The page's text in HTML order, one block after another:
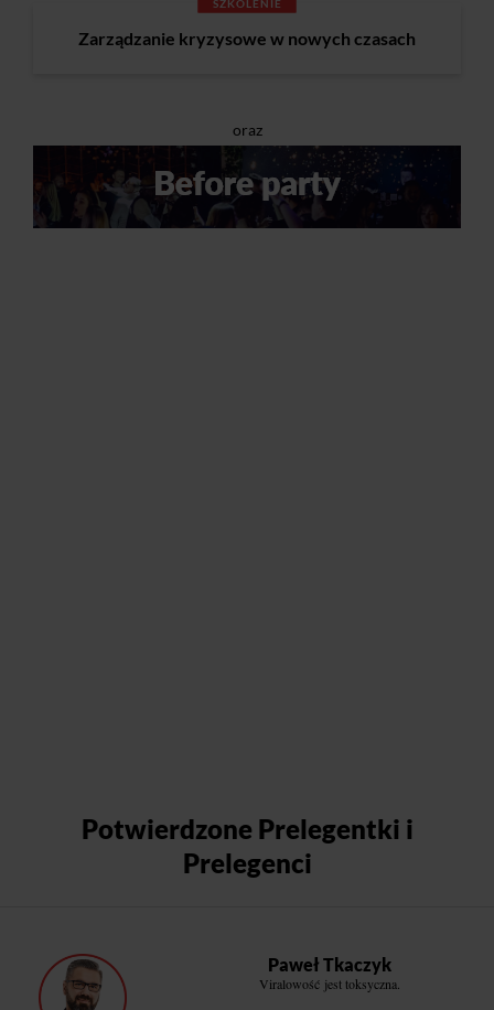
SZKOLENIE
Zarządzanie kryzysowe w nowych czasach
oraz
Potwierdzone Prelegentki i
Prelegenci
Paweł Tkaczyk
Viralowość jest toksyczna.